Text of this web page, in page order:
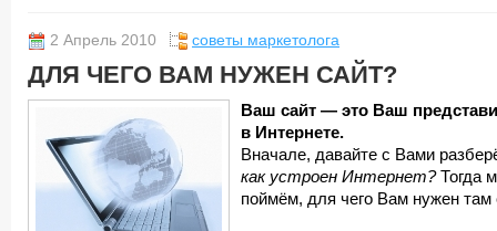
2 Апрель 2010 советы маркетолога
ДЛЯ ЧЕГО ВАМ НУЖЕН САЙТ?
Ваш сайт — это Ваш
в Интернете.
Вначале, давайте с Вами
как устроен Интернет?Тогда
поймём, для чего Вам нужен там